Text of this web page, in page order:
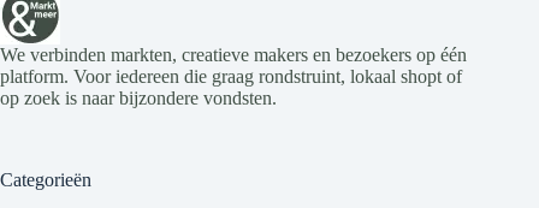
We verbinden markten, creatieve makers en bezoekers op één
platform. Voor iedereen die graag rondstruint, lokaal shopt of
op zoek is naar bijzondere vondsten.
Categorieën